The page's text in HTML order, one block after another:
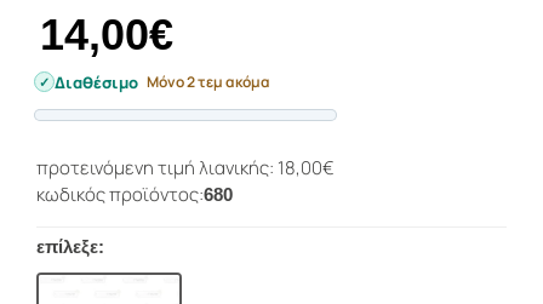
14,00€
Διαθέσιμο Μόνο 2 τεμ ακόμα
προτεινόμενη τιμή λιανικής: 18,00€
κωδικός προϊόντος:680
επίλεξε: